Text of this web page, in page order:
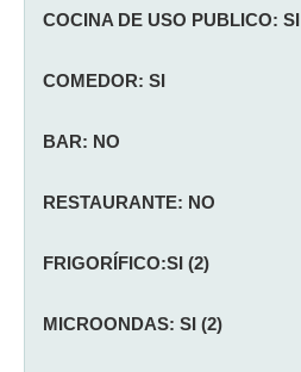
COCINA DE USO PUBLICO: SI
COMEDOR: SI
BAR: NO
RESTAURANTE: NO
FRIGORÍFICO:SI (2)
MICROONDAS: SI (2)